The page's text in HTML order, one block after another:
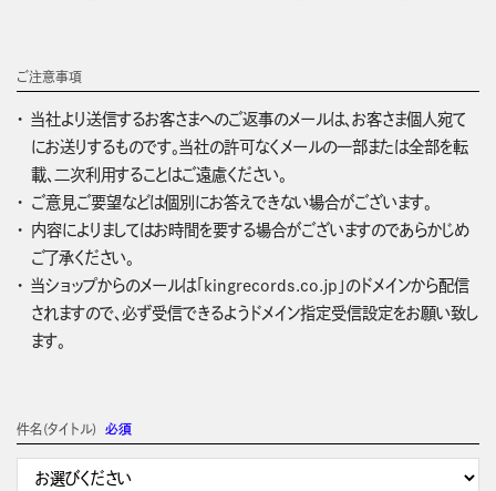
ご注意事項
当社より送信するお客さまへのご返事のメールは、お客さま個人宛て
にお送りするものです。当社の許可なくメールの一部または全部を転
載、二次利用することはご遠慮ください。
ご意見ご要望などは個別にお答えできない場合がございます。
内容によりましてはお時間を要する場合がございますのであらかじめ
ご了承ください。
当ショップからのメールは「kingrecords.co.jp」のドメインから配信
されますので、必ず受信できるようドメイン指定受信設定をお願い致し
ます。
件名(タイトル) 必須